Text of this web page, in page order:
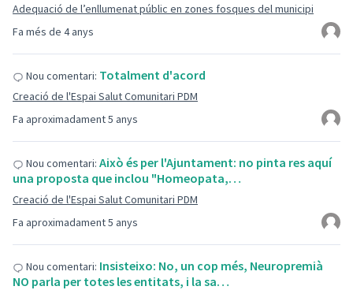
Fa més de 4 anys
Adequació de l’enllumenat públic en zones fosques del municipi
Fa aproximadament 5 anys
Nou comentari: Totalment d'acord
Creació de l'Espai Salut Comunitari PDM
Fa aproximadament 5 anys
Nou comentari: Això és per l'Ajuntament: no pinta res aquí
una proposta que inclou "Homeopata,…
Creació de l'Espai Salut Comunitari PDM
Nou comentari: Insisteixo: No, un cop més, Neuropremià
NO parla per totes les entitats, i la sa…